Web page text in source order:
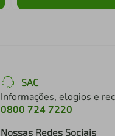
SAC
Informações, elogios e
0800 724 7220
Nossas Redes Sociais